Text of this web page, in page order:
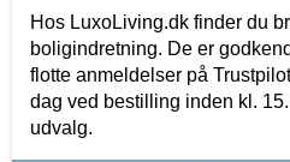
Hos LuxoLiving.dk finder du
boligindretning. De er
flotte anmeldelser på
dag ved bestilling inden kl.
udvalg.